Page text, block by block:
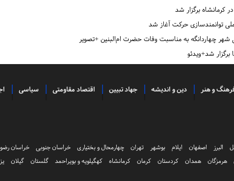
توانمندسازی حرکت آغاز شد
چهاردانگه به مناسبت وفات حضرت ام‌البنین +تصویر
شد+ویدئو
و هنر دین و اندیشه جهاد تبیین اقتصاد مقاومتی سیاسی
البرز اصفهان ایلام بوشهر تهران چهارمحال و بختیاری خراسان جنوبی خراسان
هرمزگان همدان کردستان کرمان کرمانشاه کهگیلویه و بویراحمد گلستان گیلان